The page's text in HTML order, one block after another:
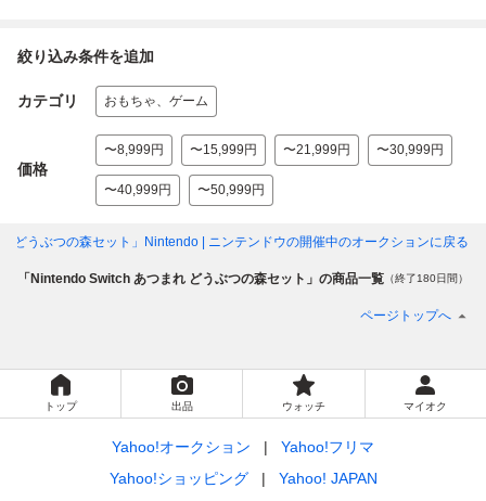
絞り込み条件を追加
カテゴリ おもちゃ、ゲーム
価格
〜8,999円 〜15,999円 〜21,999円 〜30,999円
〜40,999円 〜50,999円
どうぶつの森セット」Nintendo | ニンテンドウの開催中のオークションに戻る
「Nintendo Switch あつまれ どうぶつの森セット」の商品一覧 （終了180日間）
ページトップへ
トップ 出品 ウォッチ マイオク
Yahoo!オークション
Yahoo!フリマ
Yahoo!ショッピング
Yahoo! JAPAN